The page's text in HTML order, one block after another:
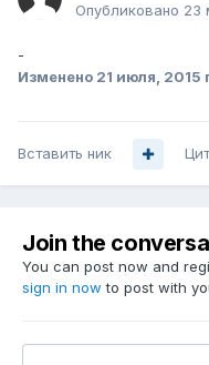
Опубликовано 23
-
Изменено 21 июля, 2015
Вставить ник
Join the
You can post now and
sign in now to post with